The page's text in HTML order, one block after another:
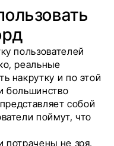
пользователей
реальные
накрутку и по этой
большинство
собой
поймут, что
потрачены не зря,